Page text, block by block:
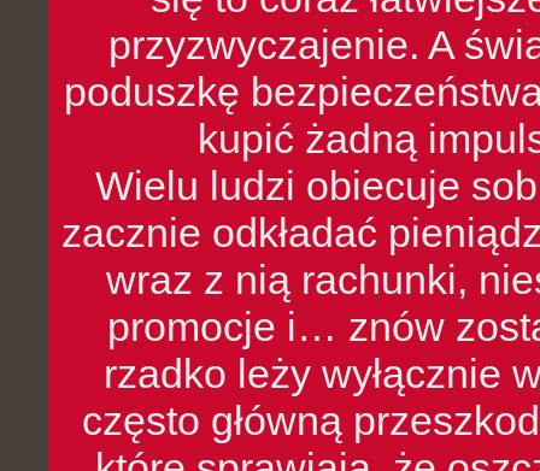
przyzwyczajenie. A
poduszkę
kupić żadną
Wielu ludzi obiecuje
zacznie odkładać
wraz z nią rachunki,
promocje i… znów
rzadko leży wyłącznie
często główną